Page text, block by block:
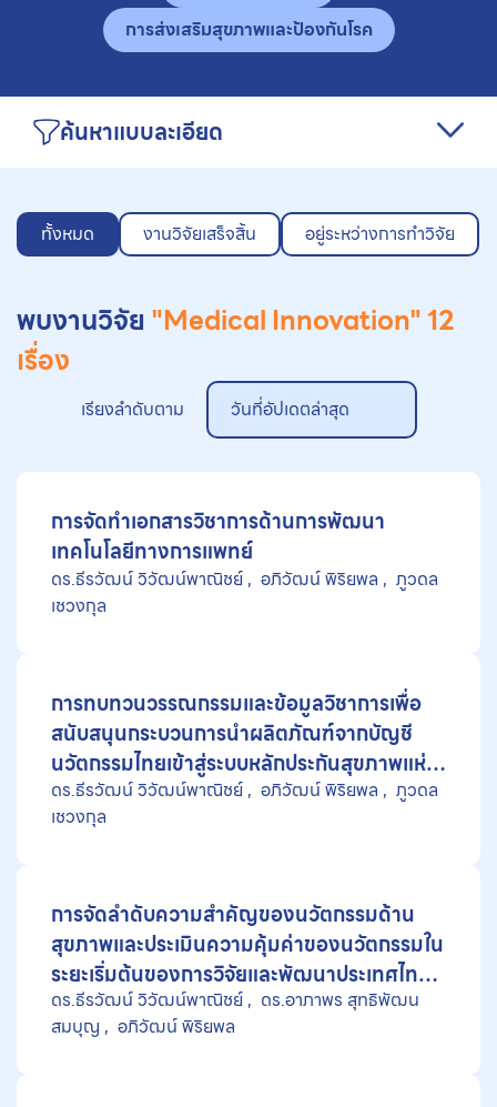
การส่งเสริมสุขภาพและป้องกันโรค
ค้นหาแบบละเอียด
ทั้งหมด งานวิจัยเสร็จสิ้น อยู่ระหว่างการทำวิจัย
พบงานวิจัย "Medical Innovation"12
เรื่อง
เรียงลำดับตาม วันที่อัปเดตล่าสุด
การจัดทำเอกสารวิชาการด้านการพัฒนา
เทคโนโลยีทางการแพทย์
ดร.ธีรวัฒน์ วิวัฒน์พาณิชย์ อภิวัฒน์ พิริยพล
เชวงกุล
การทบทวนวรรณกรรมและข้อมูลวิชาการเพื่อ
สนับสนุนกระบวนการนำผลิตภัณฑ์จากบัญชี
นวัตกรรมไทยเข้าสู่ระบบหลักประกันสุขภาพแห่ง
ชาติ กรณีศึกษานวัตกรรมวัสดุปิดแผล
ดร.ธีรวัฒน์ วิวัฒน์พาณิชย์ อภิวัฒน์ พิริยพล
เชวงกุล
การจัดลำดับความสำคัญของนวัตกรรมด้าน
สุขภาพและประเมินความคุ้มค่าของนวัตกรรมใน
ระยะเริ่มต้นของการวิจัยและพัฒนาประเทศไทย
(ปีงบประมาณ 2568)
ดร.ธีรวัฒน์ วิวัฒน์พาณิชย์
สมบุญ
อภิวัฒน์ พิริยพล